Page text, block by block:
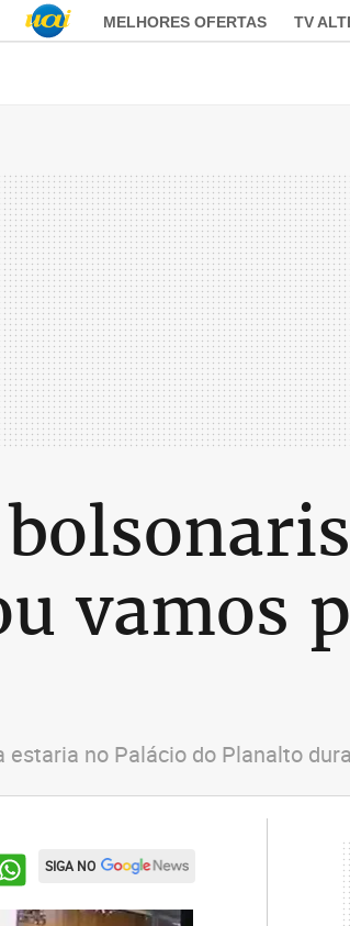
MELHORES OFERTAS TV
vamos
no Palácio do Planalto
SIGA NO